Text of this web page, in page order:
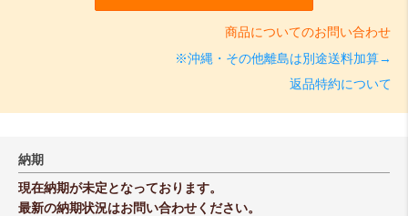
商品についてのお問い合わせ
※沖縄・その他離島は別途送料加算→
返品特約について
納期
現在納期が未定となっております。
最新の納期状況はお問い合わせください。